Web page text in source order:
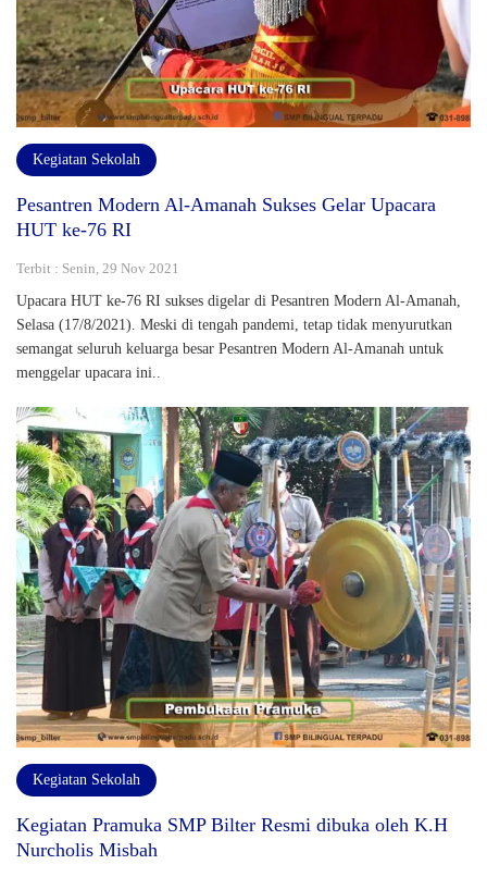
Kegiatan Sekolah
Pesantren Modern Al-Amanah Sukses Gelar Upacara
HUT ke-76 RI
Terbit : Senin, 29 Nov 2021
Upacara HUT ke-76 RI sukses digelar di Pesantren Modern Al-Amanah,
Selasa (17/8/2021). Meski di tengah pandemi, tetap tidak menyurutkan
semangat seluruh keluarga besar Pesantren Modern Al-Amanah untuk
menggelar upacara ini..
Kegiatan Sekolah
Kegiatan Pramuka SMP Bilter Resmi dibuka oleh K.H
Nurcholis Misbah